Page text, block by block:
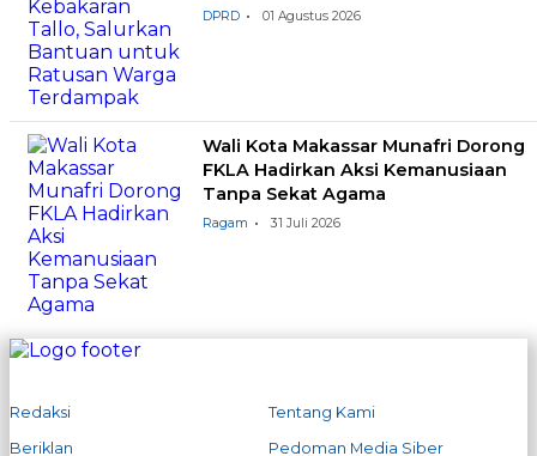
DPRD 01 Agustus 2026
Wali Kota Makassar Munafri Dorong
FKLA Hadirkan Aksi Kemanusiaan
Tanpa Sekat Agama
Ragam 31 Juli 2026
Redaksi
Tentang Kami
Beriklan
Pedoman Media Siber